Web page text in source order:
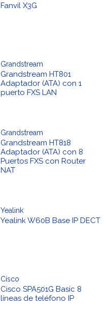
Fanvil X3G
Grandstream HT801
Adaptador (ATA) con 1
puerto FXS LAN
Grandstream
Grandstream HT818
Adaptador (ATA) con 8
Puertos FXS con Router
NAT
Grandstream
Yealink W60B Base IP DECT
Yealink
Cisco SPA501G Basic 8
líneas de teléfono IP
Cisco